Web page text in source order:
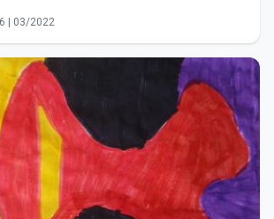
23.07.2026 | 03/2022